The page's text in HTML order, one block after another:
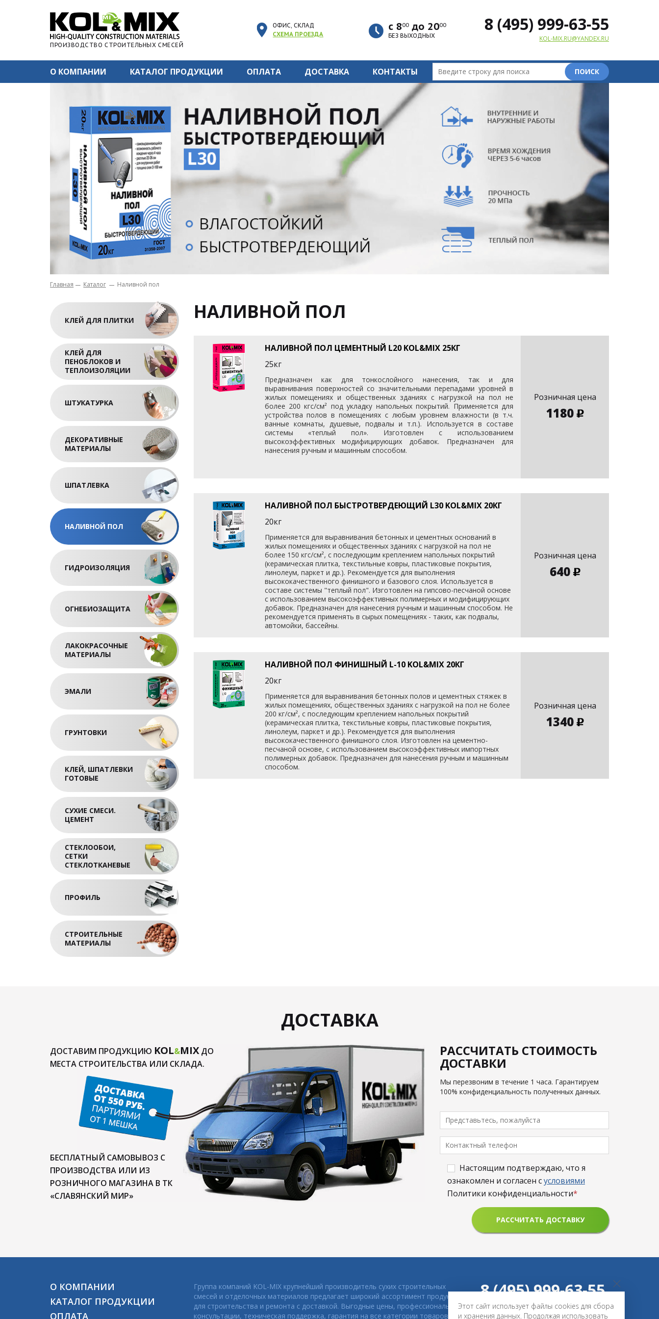
ПРОИЗВОДСТВО СТРОИТЕЛЬНЫХ СМЕСЕЙ
ОФИС, СКЛАД
СХЕМА ПРОЕЗДА
с 800до 2000
БЕЗ ВЫХОДНЫХ
8 (495) 999-63-55
KOL-MIX.RU@YANDEX.RU
О КОМПАНИИ КАТАЛОГ ПРОДУКЦИИ ОПЛАТА ДОСТАВКА КОНТАКТЫ ПОИСК
Главная Каталог Наливной пол
КЛЕЙ ДЛЯ ПЛИТКИ
КЛЕЙ ДЛЯ
ПЕНОБЛОКОВ И
ТЕПЛОИЗОЛЯЦИИ
ШТУКАТУРКА
ДЕКОРАТИВНЫЕ
МАТЕРИАЛЫ
ШПАТЛЕВКА
НАЛИВНОЙ ПОЛ
ГИДРОИЗОЛЯЦИЯ
ОГНЕБИОЗАЩИТА
ЛАКОКРАСОЧНЫЕ
МАТЕРИАЛЫ
ЭМАЛИ
ГРУНТОВКИ
КЛЕЙ, ШПАТЛЕВКИ
ГОТОВЫЕ
СУХИЕ СМЕСИ.
ЦЕМЕНТ
СТЕКЛООБОИ,
СЕТКИ
СТЕКЛОТКАНЕВЫЕ
ПРОФИЛЬ
СТРОИТЕЛЬНЫЕ
МАТЕРИАЛЫ
НАЛИВНОЙ ПОЛ
НАЛИВНОЙ ПОЛ ЦЕМЕНТНЫЙ L20 KOL&MIX 25КГ
25кг
Предназначен как для тонкослойного нанесения, так и для
выравнивания поверхностей со значительными перепадами уровней в
жилых помещениях и общественных зданиях с нагрузкой на пол не
более 200 кгс/см² под укладку напольных покрытий. Применяется для
устройства полов в помещениях с любым уровнем влажности (в т.ч.
ванные комнаты, душевые, подвалы и т.п.). Используется в составе
системы «теплый пол». Изготовлен с использованием
высокоэффективных модифицирующих добавок. Предназначен для
нанесения ручным и машинным способом.
Розничная цена
1180
НАЛИВНОЙ ПОЛ БЫСТРОТВЕРДЕЮЩИЙ L30 KOL&MIX 20КГ
20кг
Применяется для выравнивания бетонных и цементных оснований в
жилых помещениях и общественных зданиях с нагрузкой на пол не
более 150 кгс/см², с последующим креплением напольных покрытий
(керамическая плитка, текстильные ковры, пластиковые покрытия,
линолеум, паркет и др.). Рекомендуется для выполнения
высококачественного финишного и базового слоя. Используется в
составе системы "теплый пол". Изготовлен на гипсово-песчаной основе
с использованием высокоэффективных полимерных и модифицирующих
добавок. Предназначен для нанесения ручным и машинным способом. Не
рекомендуется применять в сырых помещениях - таких, как подвалы,
автомойки, бассейны.
Розничная цена
640
НАЛИВНОЙ ПОЛ ФИНИШНЫЙ L-10 KOL&MIX 20КГ
20кг
Применяется для выравнивания бетонных полов и цементных стяжек в
жилых помещениях, общественных зданиях с нагрузкой на пол не более
200 кг/см², с последующим креплением напольных покрытий
(керамическая плитка, текстильные ковры, пластиковые покрытия,
линолеум, паркет и др.). Рекомендуется для выполнения
высококачественного финишного слоя. Изготовлен на цементно-
песчаной основе, с использованием высокоэффективных импортных
полимерных добавок. Предназначен для нанесения ручным и машинным
способом.
Розничная цена
1340
ДОСТАВКА
ДОСТАВИМ ПРОДУКЦИЮ KOL&MIX ДО
МЕСТА СТРОИТЕЛЬСТВА ИЛИ СКЛАДА.
БЕСПЛАТНЫЙ САМОВЫВОЗ С
ПРОИЗВОДСТВА ИЛИ ИЗ
РОЗНИЧНОГО МАГАЗИНА В ТК
«СЛАВЯНСКИЙ МИР»
РАССЧИТАТЬ СТОИМОСТЬ
ДОСТАВКИ
Мы перезвоним в течение 1 часа. Гарантируем
100% конфиденциальность полученных данных.
Настоящим подтверждаю, что я
ознакомлен и согласен сусловиями
Политики конфиденциальности*
О КОМПАНИИ
КАТАЛОГ ПРОДУКЦИИ
ОПЛАТА
Группа компаний KOL-MIX крупнейший производитель сухих строительных
смесей и отделочных материалов предлагает широкий ассортимент продукции
для строительства и ремонта с доставкой. Выгодные цены, профессиональные
консультации, техническая поддержка, гарантия на все категории товаров.
8 (495) 999-63-55
KOL-MIX.RU@YANDEX.RU
Этот сайт использует файлы cookies для сбора
и хранения данных. Продолжая использовать